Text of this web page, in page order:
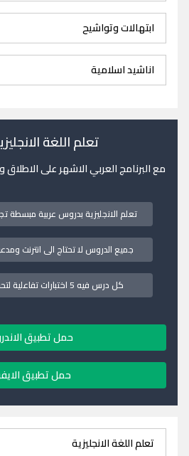
ابتهالات وتواشيح
اناشيد اسلامية
تعلم اللغة
مع البرنامج العربي الاشهر على الاطلاق وبأكثر من
تعلم الانجليزية بدروس عربية مبسطة
جميع الدروس لا تحتاج الى انترنت
كل درس فيه 5 اختبارات تفاعلية لتحسين اللفظ والنطق
حمل تطبيق
حمل تطبيق
تعلم اللغة الانجليزية